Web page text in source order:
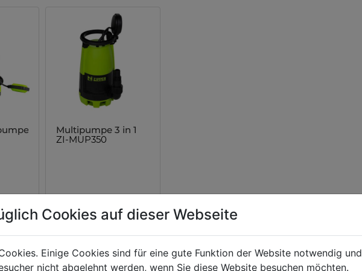
Multipumpe 3 in 1
ZI-MUP350
Cookies auf dieser Webseite
Einige Cookies sind für eine gute Funktion der Website notwendig und
nicht abgelehnt werden, wenn Sie diese Website besuchen möchten.